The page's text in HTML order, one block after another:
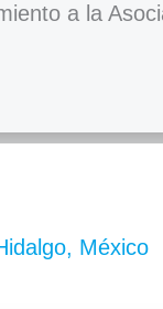
a la
México